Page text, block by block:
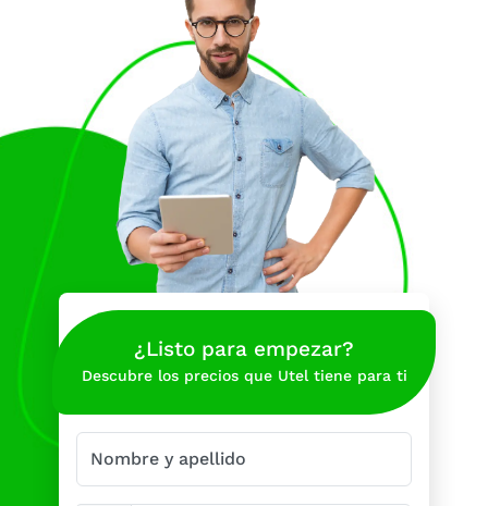
¿Listo para empezar?
Descubre los precios que Utel tiene para ti
Nombre y apellido